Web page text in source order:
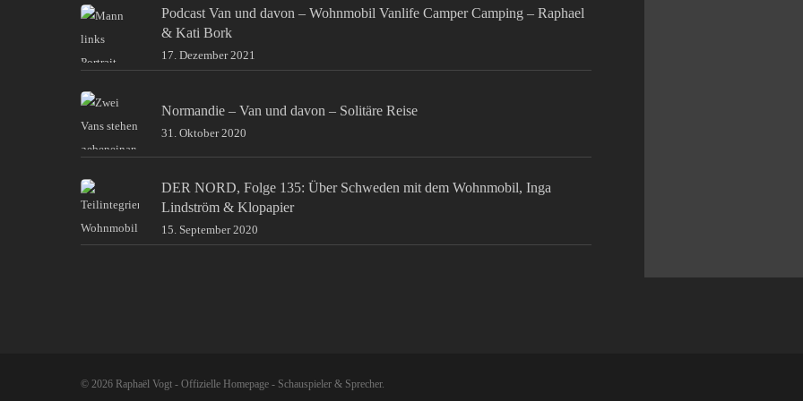
Podcast Van und davon – Wohnmobil Vanlife Camper Camping – Raphael
& Kati Bork
17. Dezember 2021
Normandie – Van und davon – Solitäre Reise
31. Oktober 2020
DER NORD, Folge 135: Über Schweden mit dem Wohnmobil, Inga
Lindström & Klopapier
15. September 2020
© 2026 Raphaël Vogt - Offizielle Homepage - Schauspieler & Sprecher.